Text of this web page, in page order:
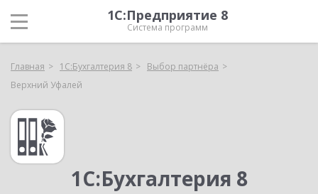
1С:Предприятие 8
Система программ
Главная 1С:Бухгалтерия 8
Выбор партнёра
Верхний Уфалей
1С:Бухгалтерия 8